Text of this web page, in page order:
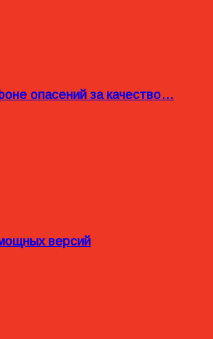
опасений за качество…
версий